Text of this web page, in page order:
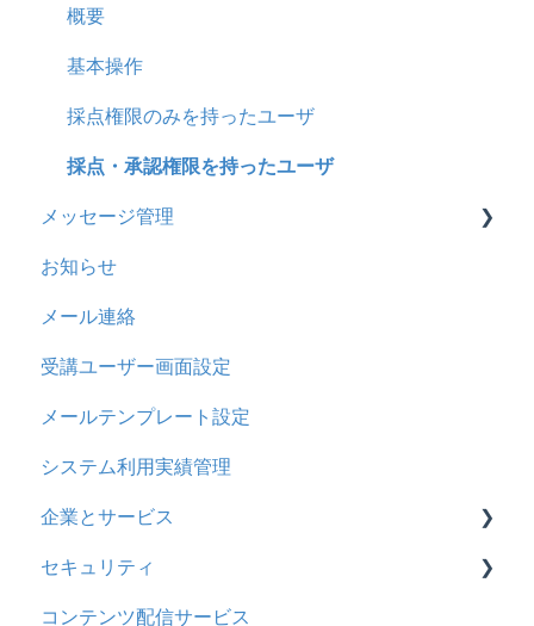
ビデオ
ドリル
メール
メッセージ
お知らせ
多言語変換
助成金
2023年11月アップデート
2023年8月アップデート
2023年4月アップデート
CSVについて
【問題・ドリル】の参考
ドリルスキンについて
問題属性
概要
基本操作
採点権限のみを持ったユーザ
採点・承認権限を持ったユーザ
メッセージ管理
基本操作
リンクメッセージスレッド
お知らせ
メール連絡
受講ユーザー画面設定
メールテンプレート設定
システム利用実績管理
企業とサービス
用語の定義
企業について
セキュリティ
シングルサインオン設定
コンテンツ配信サービス